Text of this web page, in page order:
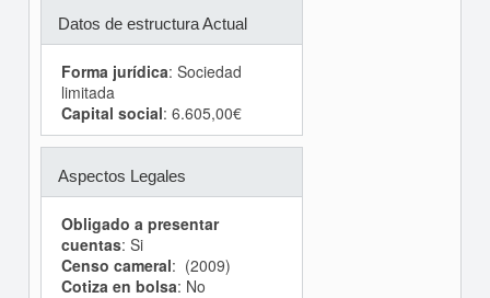
Datos de estructura Actual
Forma jurídica: Sociedad
limitada
Capital social: 6.605,00€
Aspectos Legales
Obligado a presentar
cuentas: Si
Censo cameral: (2009)
Cotiza en bolsa: No